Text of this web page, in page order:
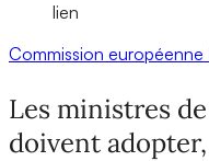
lien
Commission européenne
Les ministres
doivent